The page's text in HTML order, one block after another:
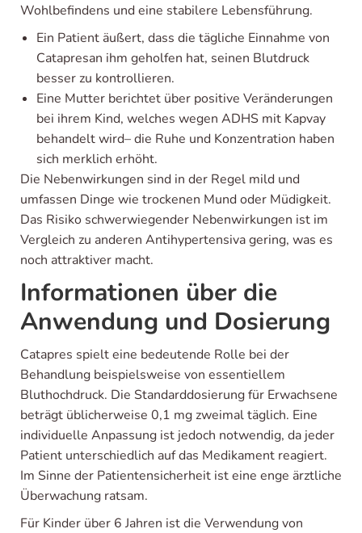
Wohlbefindens und eine stabilere Lebensführung.
Ein Patient äußert, dass die tägliche Einnahme von
Catapresan ihm geholfen hat, seinen Blutdruck
besser zu kontrollieren.
Eine Mutter berichtet über positive Veränderungen
bei ihrem Kind, welches wegen ADHS mit Kapvay
behandelt wird– die Ruhe und Konzentration haben
sich merklich erhöht.
Die Nebenwirkungen sind in der Regel mild und
umfassen Dinge wie trockenen Mund oder Müdigkeit.
Das Risiko schwerwiegender Nebenwirkungen ist im
Vergleich zu anderen Antihypertensiva gering, was es
noch attraktiver macht.
Informationen über die
Anwendung und Dosierung
Catapres spielt eine bedeutende Rolle bei der
Behandlung beispielsweise von essentiellem
Bluthochdruck. Die Standarddosierung für Erwachsene
beträgt üblicherweise 0,1 mg zweimal täglich. Eine
individuelle Anpassung ist jedoch notwendig, da jeder
Patient unterschiedlich auf das Medikament reagiert.
Im Sinne der Patientensicherheit ist eine enge ärztliche
Überwachung ratsam.
Für Kinder über 6 Jahren ist die Verwendung von